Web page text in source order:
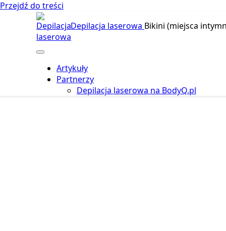
Przejdź do treści
Depilacja laserowa Bikini (miejsca
Artykuły
Partnerzy
Depilacja laserowa na BodyQ.pl